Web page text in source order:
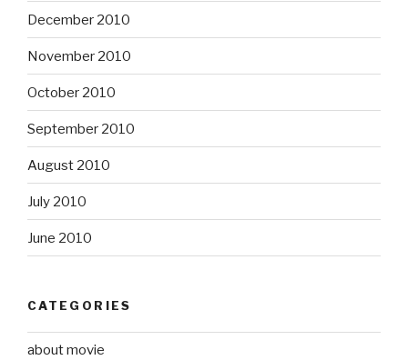
December 2010
November 2010
October 2010
September 2010
August 2010
July 2010
June 2010
CATEGORIES
about movie